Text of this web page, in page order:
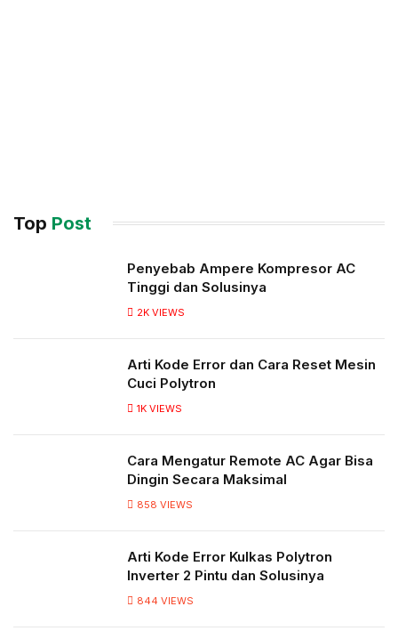
Top Post
Penyebab Ampere Kompresor AC
Tinggi dan Solusinya
2K VIEWS
Arti Kode Error dan Cara Reset Mesin
Cuci Polytron
1K VIEWS
Cara Mengatur Remote AC Agar Bisa
Dingin Secara Maksimal
858 VIEWS
Arti Kode Error Kulkas Polytron
Inverter 2 Pintu dan Solusinya
844 VIEWS